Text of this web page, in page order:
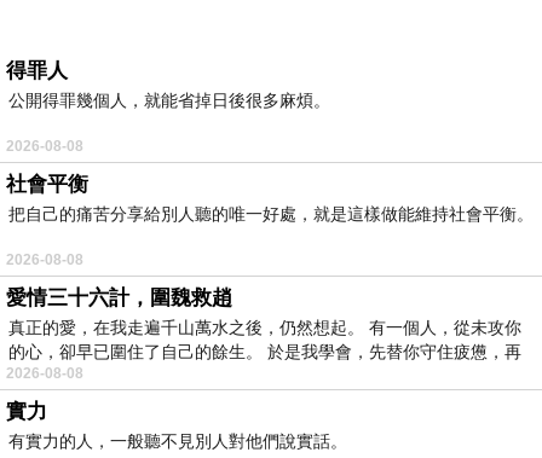
得罪人
公開得罪幾個人，就能省掉日後很多麻煩。
2026-08-08
社會平衡
把自己的痛苦分享給別人聽的唯一好處，就是這樣做能維持社會平衡。
2026-08-08
愛情三十六計，圍魏救趙
真正的愛，在我走遍千山萬水之後，仍然想起。 有一個人，從未攻你
的心，卻早已圍住了自己的餘生。 於是我學會，先替你守住疲憊，再
2026-08-08
實力
有實力的人，一般聽不見別人對他們說實話。